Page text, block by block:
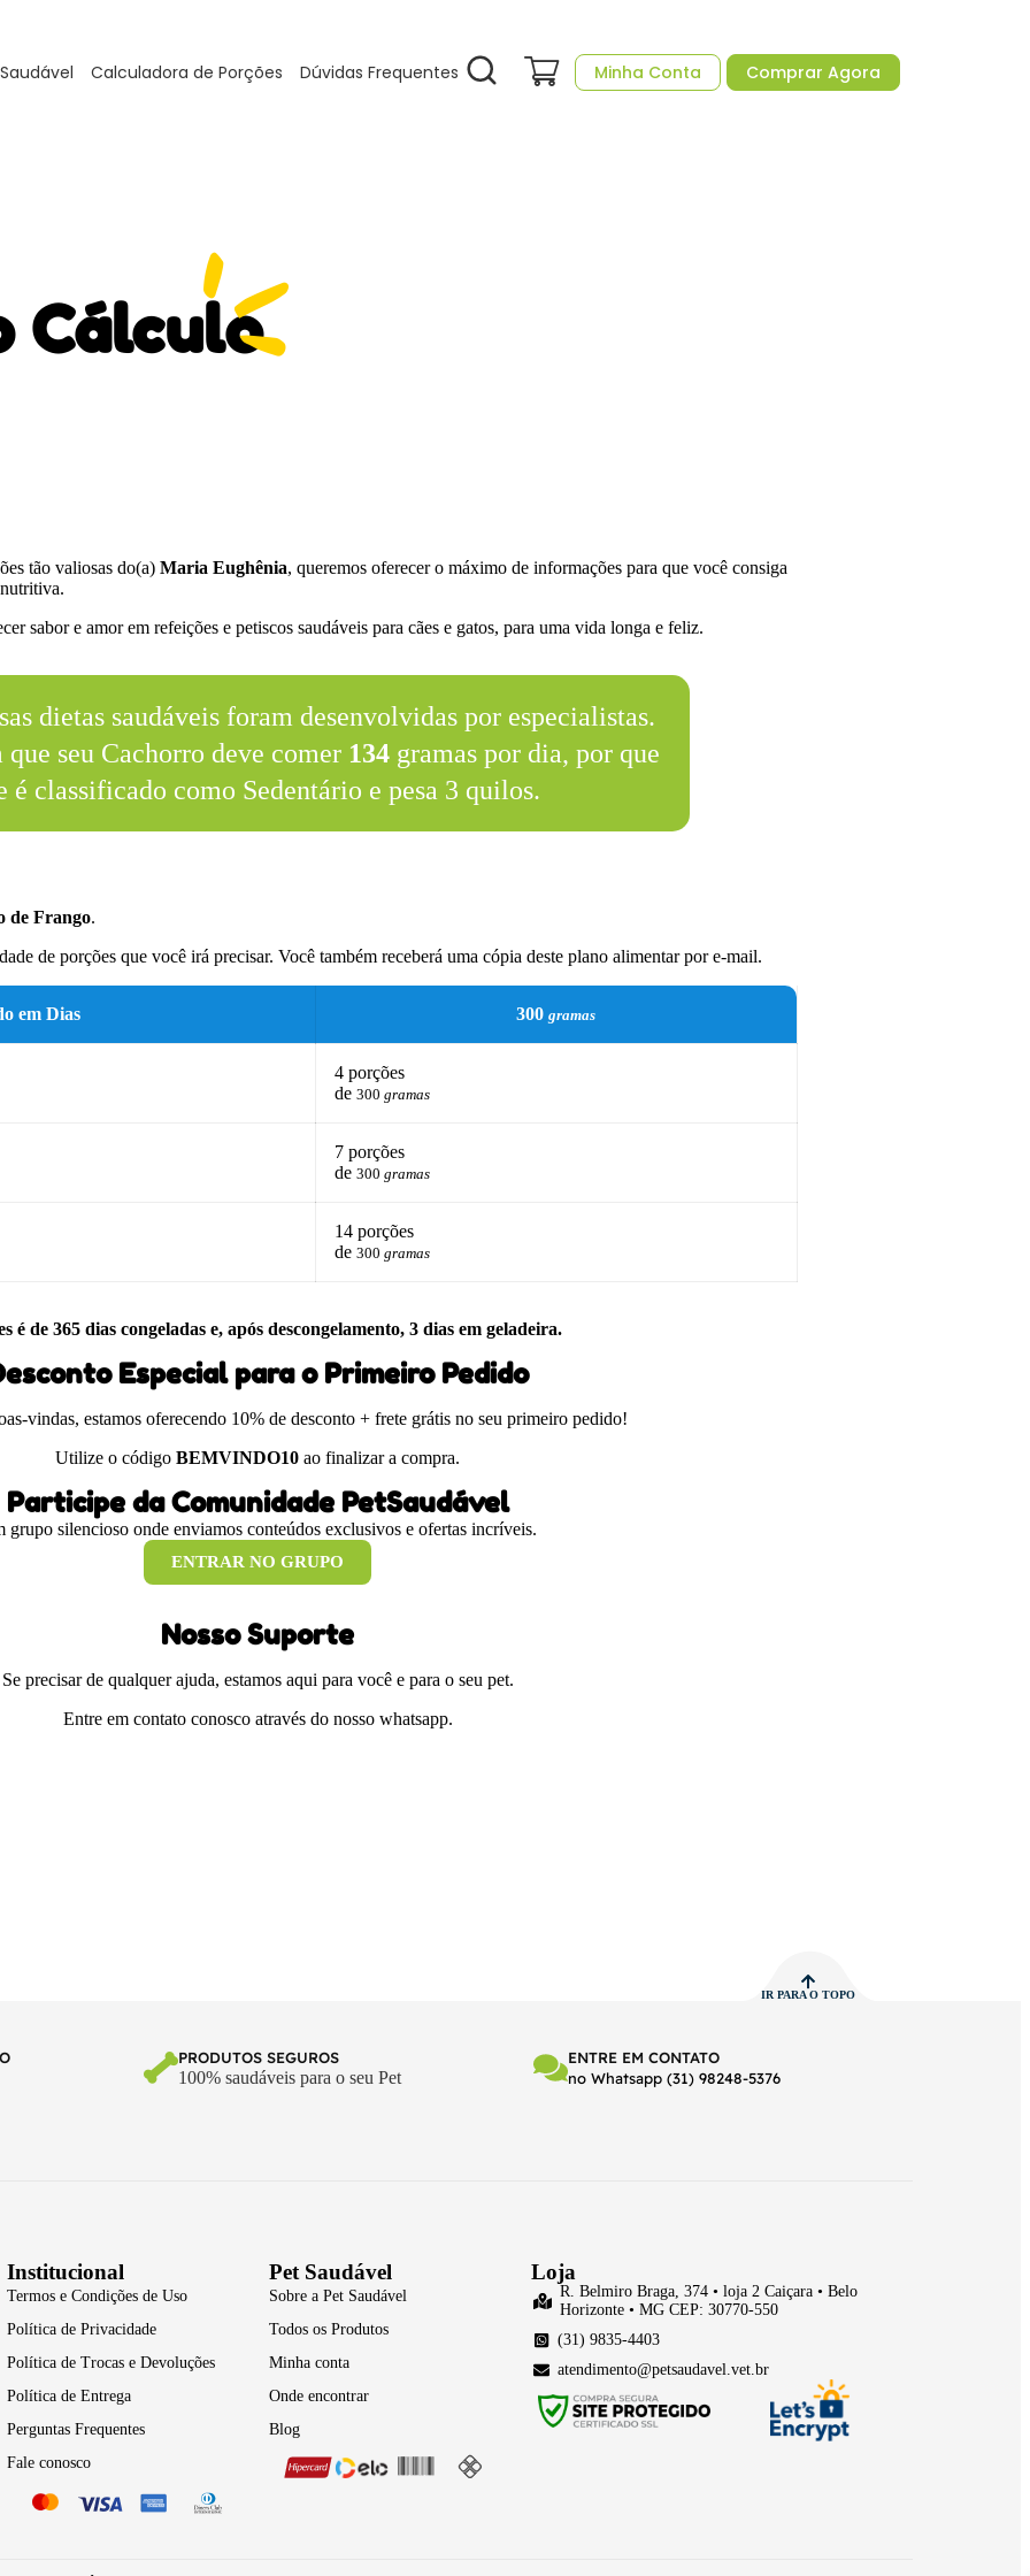
Calculadora de Porções Dúvidas Frequentes Minha Conta Comprar Agora
Cálculo
tão valiosas do(a) Maria Eughênia, queremos oferecer o máximo de informações para que você consiga
sabor e amor em refeições e petiscos saudáveis para cães e gatos, para uma vida longa e feliz.
dietas saudáveis foram desenvolvidas por especialistas.
que seu Cachorro deve comer 134 gramas por dia, por que
é classificado como Sedentário e pesa 3 quilos.
de Frango.
de porções que você irá precisar. Você também receberá uma cópia deste plano alimentar por e-mail.
em Dias 300gramas
4 porções
de 300 gramas
7 porções
de 300 gramas
14 porções
de 300 gramas
é de 365 dias congeladas e, após descongelamento, 3 dias em geladeira.
Especial para o Primeiro Pedido
vindas, estamos oferecendo 10% de desconto + frete grátis no seu primeiro pedido!
Utilize o código BEMVINDO10 ao finalizar a compra.
Participe da Comunidade PetSaudável
grupo silencioso onde enviamos conteúdos exclusivos e ofertas incríveis.
ENTRAR NO GRUPO
Nosso Suporte
Se precisar de qualquer ajuda, estamos aqui para você e para o seu pet.
Entre em contato conosco através do nosso whatsapp.
IR PARA O TOPO
PRODUTOS SEGUROS
100% saudáveis para o seu Pet
ENTRE EM CONTATO
no Whatsapp (31) 98248-5376
Institucional
Termos e Condições de Uso
Política de Privacidade
Política de Trocas e Devoluções
Política de Entrega
Perguntas Frequentes
Fale conosco
Pet Saudável
Sobre a Pet Saudável
Todos os Produtos
Minha conta
Onde encontrar
Blog
Loja
R. Belmiro Braga, 374 • loja 2 Caiçara • Belo
Horizonte • MG CEP: 30770-550
(31) 9835-4403
atendimento@petsaudavel.vet.br